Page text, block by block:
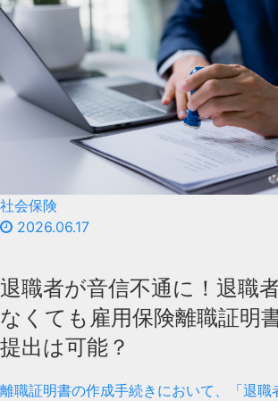
社会保険
2026.06.17
退職者が音信不通に！退職
なくても雇用保険離職証明
提出は可能？
離職証明書の作成手続きにおいて、「退職